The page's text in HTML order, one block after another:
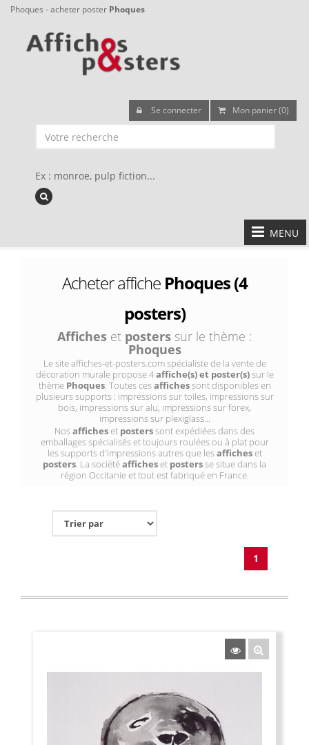
Phoques - acheter poster Phoques
Se connecter Mon panier (0)
Ex : monroe, pulp fiction...
MENU
Acheter affiche Phoques (4
posters)
Affiches et posters sur le thème :
Phoques
Le site affiches-et-posters.com spécialiste de la vente de
décoration murale propose 4affiche(s) et poster(s)sur le
thème Phoques. Toutes cesaffichessont disponibles en
plusieurs supports : impressions sur toiles, impressions sur
bois, impressions sur alu, impressions sur forex,
impressions sur plexiglass...
Nosafficheset posterssont expédiées dans des
emballages spécialisés et toujours roulées ou à plat pour
les supports d'impressions autres que lesafficheset
posters. La sociétéafficheset postersse situe dans la
région Occitanie et tout est fabriqué en France.
1